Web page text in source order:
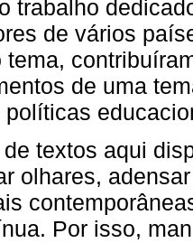
trabalho
de vários
tema,
de uma
políticas
textos aqui
olhares,
Por isso,